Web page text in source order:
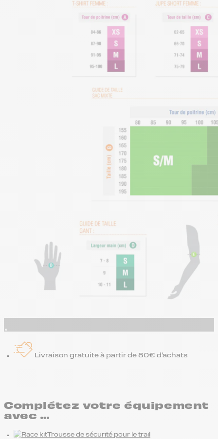
Livraison gratuite à partir de 80€ d’achats
Complétez votre équipement
avec …
Trousse de sécurité pour le trail